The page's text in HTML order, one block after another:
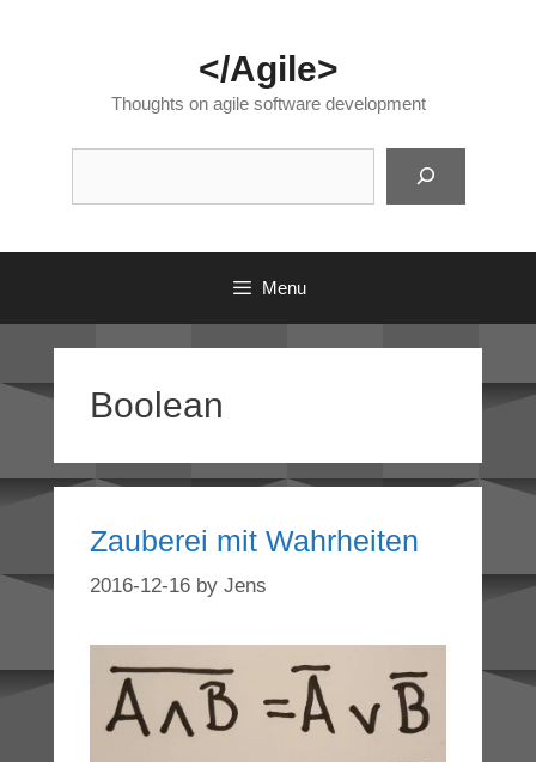
</Agile>
Thoughts on agile software development
Menu
Boolean
Zauberei mit Wahrheiten
2016-12-16 by Jens